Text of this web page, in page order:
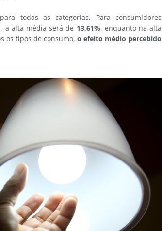
todas as categorias. Para consumidores
a alta média será de 13,61%, enquanto na alta
os tipos de consumo, o efeito médio percebido